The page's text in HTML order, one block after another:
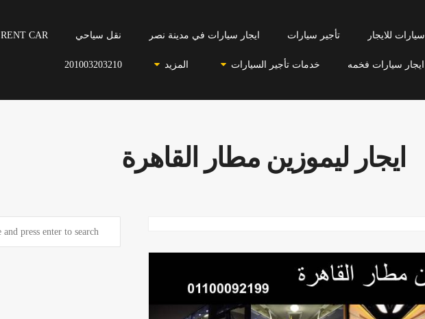
سيارات للايجار تأجير سيارات ايجار سيارات في مدينة نصر نقل سياحي RENT CAR
ايجار سيارات فخمه خدمات تأجير السيارات المزيد 201003203210
ايجار ليموزين مطار القاهرة